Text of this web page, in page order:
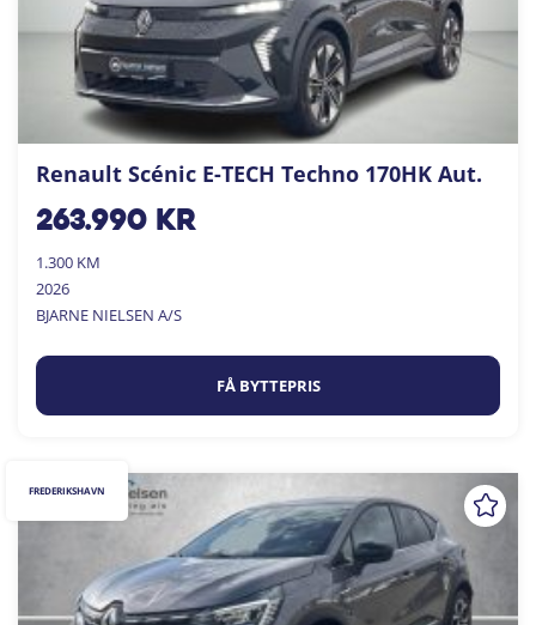
Renault Scénic E-TECH Techno 170HK Aut.
263.990kr
1.300 KM
2026
BJARNE NIELSEN A/S
FÅ BYTTEPRIS
FREDERIKSHAVN